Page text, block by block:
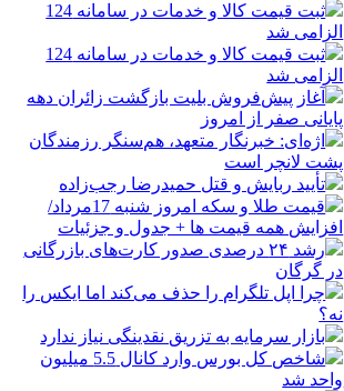
ثبت قیمت کالا و خدمات در سامانه 124
الزامی شد
ثبت قیمت کالا و خدمات در سامانه 124
الزامی شد
آغاز پیش‌فروش بلیت بازگشت زائران دهه
پایانی صفر از امروز
اژه‌ای: خبرنگار متعهد، هم‌سنگر رزمندگان
پشت لانچر است
تأیید ربایش و قتل حمیدرضا رجب‌زاده
قیمت طلا و سکه امروز شنبه 17مرداد/
افزایش همه قیمت ها + جدول و جزئیات
رشد ۲۴ درصدی صدور کارت‌های بازرگانی
در گرگان
چرا اپل تلگرام را حذف می‌کند اما ایکس را
نه؟
بازار سرمایه به تزریق نقدینگی نیاز ندارد
شاخص کل بورس وارد کانال 5.5 میلیون
واحد شد